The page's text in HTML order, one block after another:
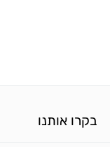
בקרו אותנו